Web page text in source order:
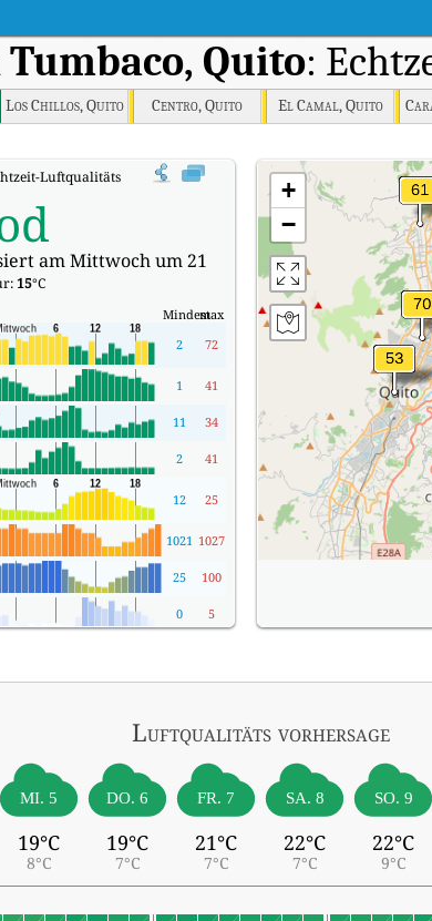
Tumbaco, Quito:
Los Chillos, Quito Centro, Quito El Camal, Quito
Luftqualitätsindex (AQI).
am Mittwoch um 21
15°C
Mindestmax
2 72
1 41
11 34
2 41
12 25
1021 1027
25 100
0 5
+
−
Luftqualitäts vorhersage
MI. 5
19°C
8°C
DO. 6
19°C
7°C
FR. 7
21°C
7°C
SA. 8
22°C
7°C
SO. 9
22°C
9°C